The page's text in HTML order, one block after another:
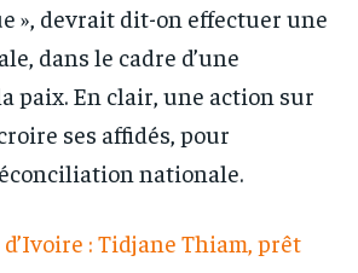
», devrait dit-on effectuer une
dans le cadre d’une
paix. En clair, une action sur
ses affidés, pour
nationale.
d’Ivoire : Tidjane Thiam, prêt